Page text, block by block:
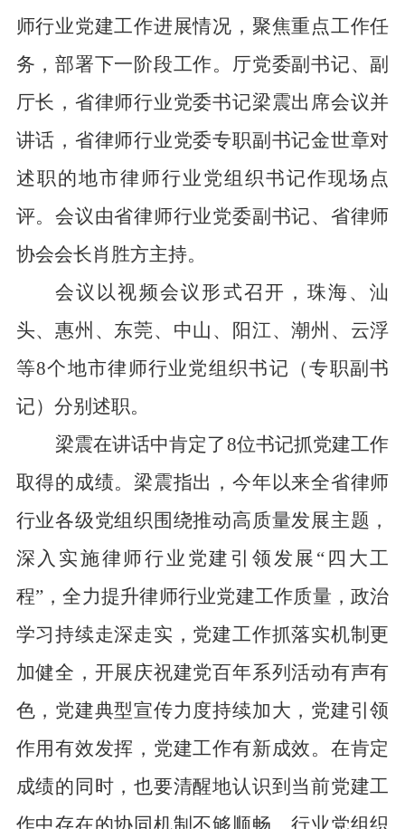
师行业党建工作进展情况，聚焦重点工作任
务，部署下一阶段工作。厅党委副书记、副
厅长，省律师行业党委书记梁震出席会议并
讲话，省律师行业党委专职副书记金世章对
述职的地市律师行业党组织书记作现场点
评。会议由省律师行业党委副书记、省律师
协会会长肖胜方主持。
会议以视频会议形式召开，珠海、汕
头、惠州、东莞、中山、阳江、潮州、云浮
等8个地市律师行业党组织书记（专职副书
记）分别述职。
梁震在讲话中肯定了8位书记抓党建工作
取得的成绩。梁震指出，今年以来全省律师
行业各级党组织围绕推动高质量发展主题，
深入实施律师行业党建引领发展“四大工
程”，全力提升律师行业党建工作质量，政治
学习持续走深走实，党建工作抓落实机制更
加健全，开展庆祝建党百年系列活动有声有
色，党建典型宣传力度持续加大，党建引领
作用有效发挥，党建工作有新成效。在肯定
成绩的同时，也要清醒地认识到当前党建工
作中存在的协同机制不够顺畅、行业党组织